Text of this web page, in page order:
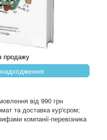
продажу
від 990 грн
та доставка кур'єром;
компанії-перевізника